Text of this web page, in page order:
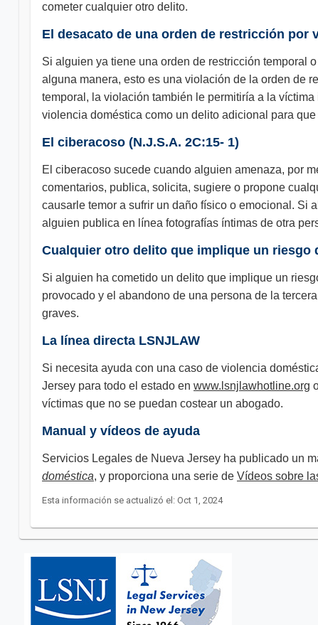
cometer cualquier otro delito.
El desacato de una orden de restricción por
Si alguien ya tiene una orden de restricción temporal
alguna manera, esto es una violación de la orden de
temporal, la violación también le permitiría a la
violencia doméstica como un delito adicional para
El ciberacoso (N.J.S.A. 2C:15- 1)
El ciberacoso sucede cuando alguien amenaza, por
comentarios, publica, solicita, sugiere o propone
causarle temor a sufrir un daño físico o emocional. Si
alguien publica en línea fotografías íntimas de otra
Cualquier otro delito que implique un riesgo
Si alguien ha cometido un delito que implique un
provocado y el abandono de una persona de la
graves.
La línea directa LSNJLAW
Si necesita ayuda con una caso de violencia
Jersey para todo el estado en www.lsnjlawhotline.org
víctimas que no se puedan costear un abogado.
Manual y vídeos de ayuda
Servicios Legales de Nueva Jersey ha publicado un
doméstica, y proporciona una serie de Vídeos sobre
Esta información se actualizó el: Oct 1, 2024